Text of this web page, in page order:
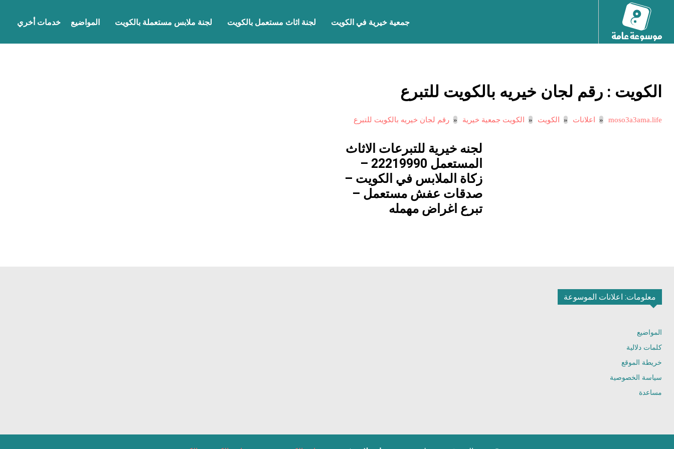
جمعية خيرية في الكويت لجنة اثاث مستعمل بالكويت لجنة ملابس مستعملة بالكويت المواضيع خدمات أخري
الكويت : رقم لجان خيريه بالكويت للتبرع
moso3a3ama.life اعلانات الكويت الكويت جمعية خيرية رقم لجان خيريه بالكويت للتبرع
لجنه خيرية للتبرعات الاثاث
المستعمل 22219990 –
زكاة الملابس في الكويت –
صدقات عفش مستعمل –
تبرع اغراض مهمله
معلومات: اعلانات الموسوعة
المواضيع
كلمات دلالية
خريطة الموقع
سياسة الخصوصية
مساعدة